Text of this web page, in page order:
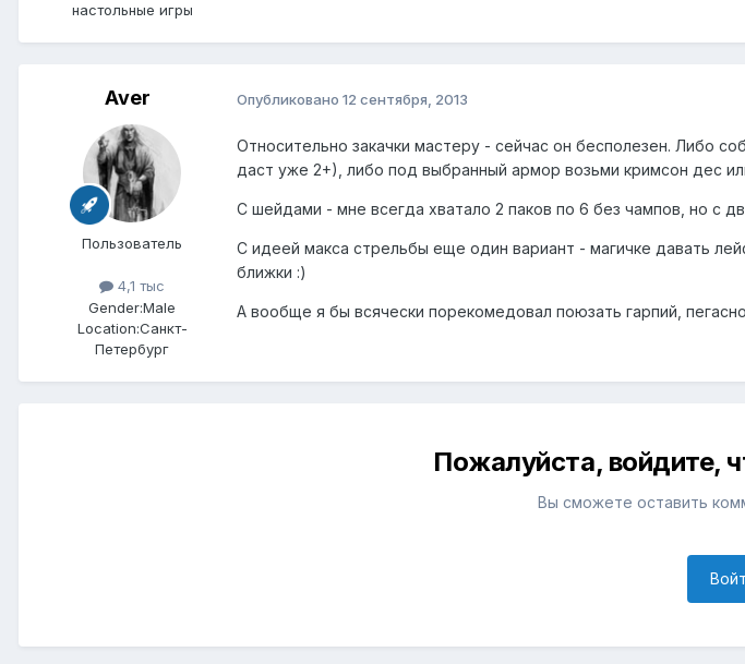
настольные игры
Aver
Пользователь
4,1 тыс
Gender:Male
Location:Санкт-
Петербург
Опубликовано 12 сентября, 2013
Относительно закачки мастеру - сейчас он бесполезен. Либо
даст уже 2+), либо под выбранный армор возьми кримсон дес
С шейдами - мне всегда хватало 2 паков по 6 без чампов, но с
С идеей макса стрельбы еще один вариант - магичке давать
ближки :)
А вообще я бы всячески порекомедовал поюзать гарпий,
Пожалуйста, войдите,
Вы сможете оставить